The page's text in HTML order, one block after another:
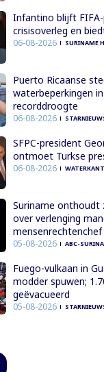
Infantino blijft
crisisoverleg en
06-08-2026 SURINAME
Puerto Ricaanse
waterbeperkingen
recorddroogte
06-08-2026
SFPC-president
ontmoet Turkse
06-08-2026 WATERKANT
Suriname onthoudt
over verlenging
mensenrechtenchef
05-08-2026 ABC-
Fuego-vulkaan in
modder spuwen;
geëvacueerd
05-08-2026